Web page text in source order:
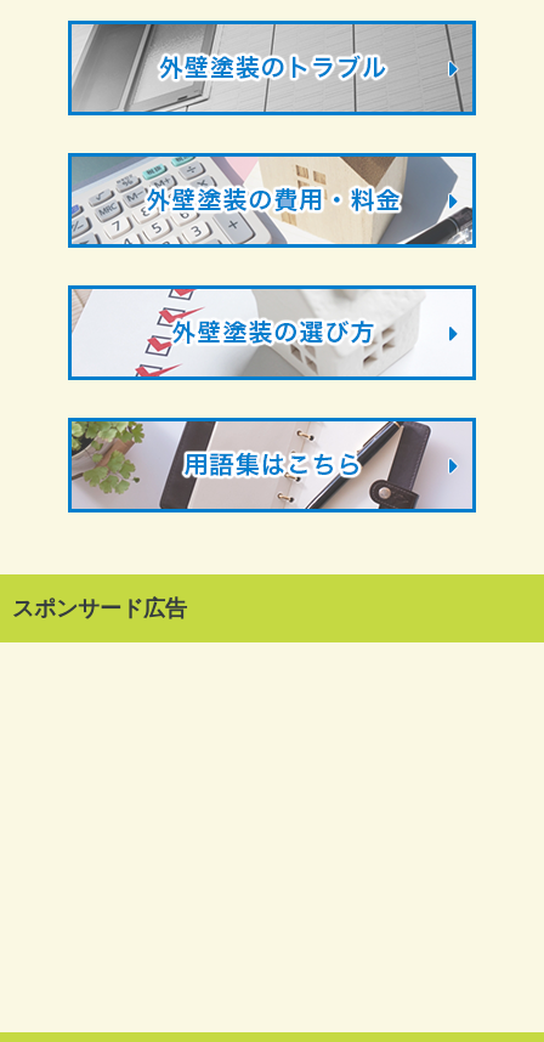
スポンサード広告